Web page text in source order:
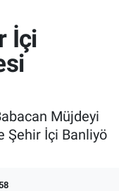
İçi
Müjdeyi
Şehir İçi Banliyö